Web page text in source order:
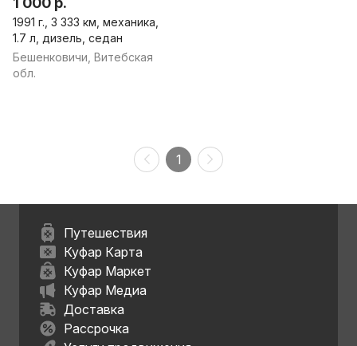
1991 г., 3 333 км, механика,
1.7 л, дизель, седан
Бешенковичи, Витебская
обл.
1
Путешествия
Куфар Карта
Куфар Маркет
Куфар Медиа
Доставка
Рассрочка